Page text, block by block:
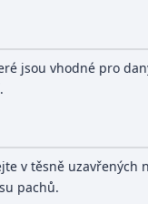
jsou vhodné pro
v těsně uzavřených
pachů.